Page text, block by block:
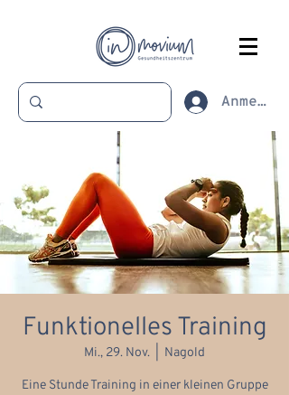
Anmelden
Funktionelles Training
Mi., 29. Nov. Nagold
Eine Stunde Training in einer kleinen Gruppe